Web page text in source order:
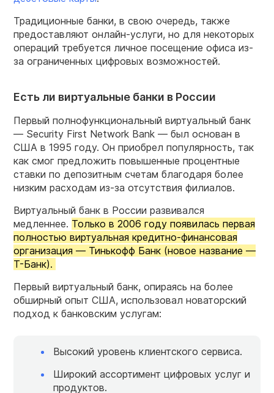
Традиционные банки, в свою очередь, также
предоставляют онлайн-услуги, но для некоторых
операций требуется личное посещение офиса из-
за ограниченных цифровых возможностей.
Есть ли виртуальные банки в России
Первый полнофункциональный виртуальный банк
— Security First Network Bank — был основан в
США в 1995 году. Он приобрел популярность, так
как смог предложить повышенные процентные
ставки по депозитным счетам благодаря более
низким расходам из-за отсутствия филиалов.
Виртуальный банк в России развивался
медленнее. Только в 2006 году появилась первая
полностью виртуальная кредитно-финансовая
организация — Тинькофф Банк (новое название —
Т-Банк).
Первый виртуальный банк, опираясь на более
обширный опыт США, использовал новаторский
подход к банковским услугам:
Высокий уровень клиентского сервиса.
Широкий ассортимент цифровых услуг и
продуктов.